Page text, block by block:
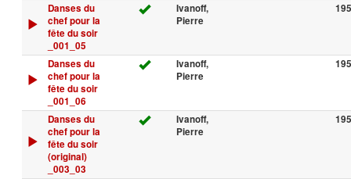
Danses du
chef pour la
fête du soir
_001_05
Ivanoff,
Pierre
Danses du
chef pour la
fête du soir
_001_06
Ivanoff,
Pierre
Danses du
chef pour la
fête du soir
(original)
_003_03
Ivanoff,
Pierre